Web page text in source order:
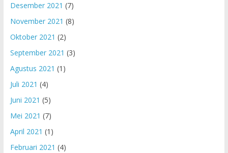
Desember 2021 (7)
November 2021 (8)
Oktober 2021 (2)
September 2021 (3)
Agustus 2021 (1)
Juli 2021 (4)
Juni 2021 (5)
Mei 2021 (7)
April 2021 (1)
Februari 2021 (4)